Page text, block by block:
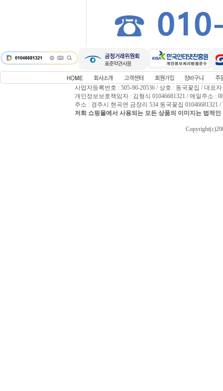
사업자등록번호 : 505-90-20536 / 상호 : 동국꽃집 / 대표
개인정보보호책임자 : 김형식 01046681321 / 메일주소 :
주소 : 경주시 현곡면 금장리 534 동국꽃집 01046681321
저희 쇼핑몰에서 사용되는 모든 상품의 이미지는 법적